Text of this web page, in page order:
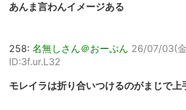
あんま言わんイメージある
258: 名無しさん＠おーぷん 26/07/03(
ID:3f.ur.L32
モレイラは折り合いつけるのがまじで上